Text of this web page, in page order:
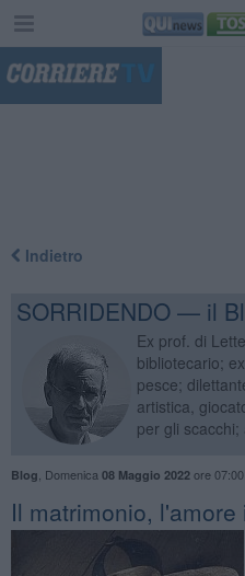
Indietro
SORRIDENDO — il
Ex prof. di
bibliotecario;
pesce;
artistica,
per gli
Blog Domenica 08 Maggio 2022ore 07:00
Il matrimonio,